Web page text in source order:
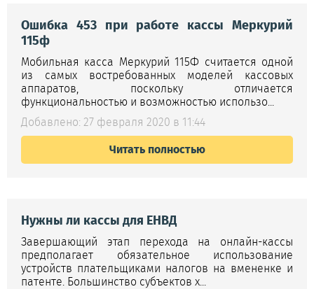
Ошибка 453 при работе кассы Меркурий
115ф
Мобильная касса Меркурий 115Ф считается одной
из самых востребованных моделей кассовых
аппаратов, поскольку отличается
функциональностью и возможностью использо...
Добавлено: 27 февраля 2020 в 11:44
Читать полностью
Нужны ли кассы для ЕНВД
Завершающий этап перехода на онлайн-кассы
предполагает обязательное использование
устройств плательщиками налогов на вмененке и
патенте. Большинство субъектов х...